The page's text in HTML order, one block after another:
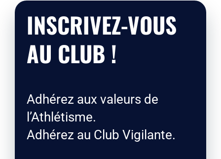
INSCRIVEZ-VOUS
AU CLUB !
Adhérez aux valeurs de
l’Athlétisme.
Adhérez au Club Vigilante.